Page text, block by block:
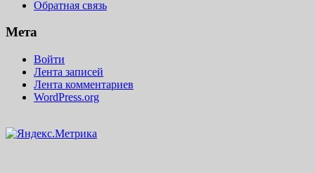
Обратная связь
Мета
Войти
Лента записей
Лента комментариев
WordPress.org